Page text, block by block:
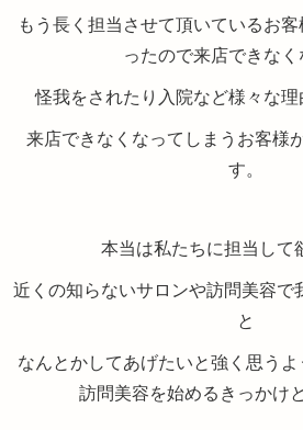
もう長く担当させて頂いているお
ったので来店できなく
怪我をされたり入院など様々な
来店できなくなってしまうお客様
す。
本当は私たちに担当して
近くの知らないサロンや訪問美容で
と
なんとかしてあげたいと強く思う
訪問美容を始めるきっかけ